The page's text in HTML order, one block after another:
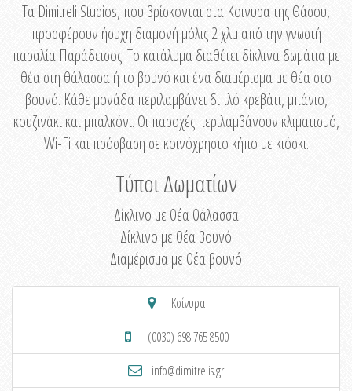
Τα Dimitreli Studios, που βρίσκονται στα Κοινυρα της Θάσου,
προσφέρουν ήσυχη διαμονή μόλις 2 χλμ από την γνωστή
παραλία Παράδεισος. Το κατάλυμα διαθέτει δίκλινα δωμάτια με
θέα στη θάλασσα ή το βουνό και ένα διαμέρισμα με θέα στο
βουνό. Κάθε μονάδα περιλαμβάνει διπλό κρεβάτι, μπάνιο,
κουζινάκι και μπαλκόνι. Οι παροχές περιλαμβάνουν κλιματισμό,
Wi-Fi και πρόσβαση σε κοινόχρηστο κήπο με κιόσκι.
Τύποι Δωματίων
Δίκλινο με θέα θάλασσα
Δίκλινο με θέα βουνό
Διαμέρισμα με θέα βουνό
Κοίνυρα
(0030) 698 765 8500
info@dimitrelis.gr